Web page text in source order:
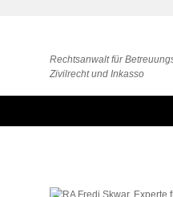
Rechtsanwalt für
Zivilrecht und Inkasso